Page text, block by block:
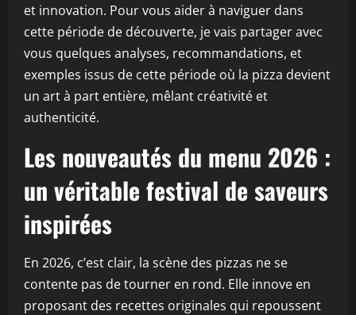
et innovation. Pour vous aider à naviguer dans
cette période de découverte, je vais partager avec
vous quelques analyses, recommandations, et
exemples issus de cette période où la pizza devient
un art à part entière, mêlant créativité et
authenticité.
Les nouveautés du menu 2026 :
un véritable festival de saveurs
inspirées
En 2026, c’est clair, la scène des pizzas ne se
contente pas de tourner en rond. Elle innove en
proposant des recettes originales qui repoussent